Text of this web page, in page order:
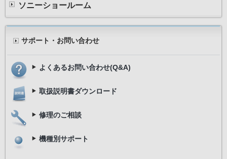
ソニーショールーム
サポート・お問い合わせ
よくあるお問い合わせ(Q&A)
取扱説明書ダウンロード
修理のご相談
機種別サポート